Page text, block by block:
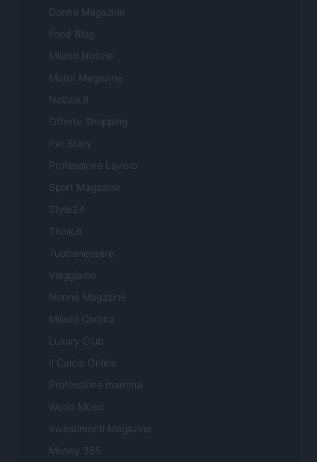
Donne Magazine
Food Blog
Milano Notizie
Motor Magazine
Notizie.it
Offerte Shopping
Pet Story
Professione Lavoro
Sport Magazine
Style24
Think.it
Tuobenessere
Viaggiamo
Nonne Magazine
Milano Cortina
Luxury Club
Il Calcio Online
Professione mamma
World Music
Investimenti Magazine
Money 365